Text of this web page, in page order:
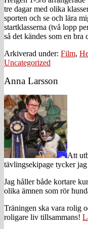
tre dagar med olika
sporten och se och lära
startklasserna (två lopp
så det kändes som en
Arkiverad under: Film,
Uncategorized
Primärt
sidofält
Anna Larsson
Att
tävlingsekipage tycker
Jag håller både kortare
olika ämnen som rör
Träningen ska vara rolig
roligare liv tillsammans!